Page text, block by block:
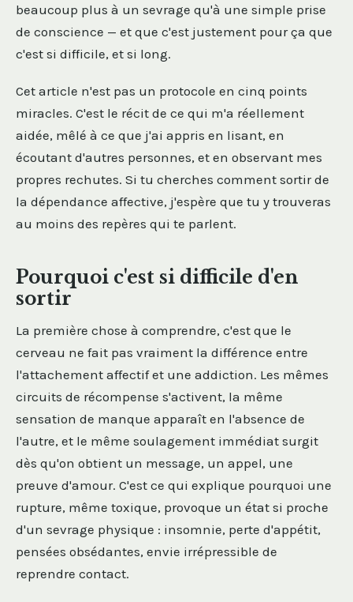
beaucoup plus à un sevrage qu'à une simple prise
de conscience — et que c'est justement pour ça que
c'est si difficile, et si long.
Cet article n'est pas un protocole en cinq points
miracles. C'est le récit de ce qui m'a réellement
aidée, mêlé à ce que j'ai appris en lisant, en
écoutant d'autres personnes, et en observant mes
propres rechutes. Si tu cherches comment sortir de
la dépendance affective, j'espère que tu y trouveras
au moins des repères qui te parlent.
Pourquoi c'est si difficile d'en
sortir
La première chose à comprendre, c'est que le
cerveau ne fait pas vraiment la différence entre
l'attachement affectif et une addiction. Les mêmes
circuits de récompense s'activent, la même
sensation de manque apparaît en l'absence de
l'autre, et le même soulagement immédiat surgit
dès qu'on obtient un message, un appel, une
preuve d'amour. C'est ce qui explique pourquoi une
rupture, même toxique, provoque un état si proche
d'un sevrage physique : insomnie, perte d'appétit,
pensées obsédantes, envie irrépressible de
reprendre contact.